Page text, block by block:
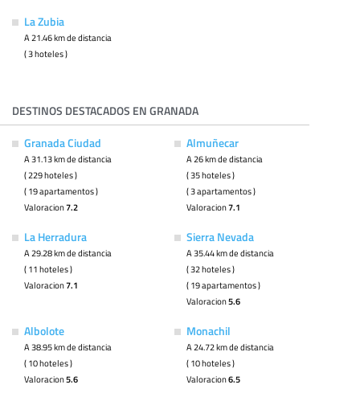
La Zubia
A 21.46 km de distancia
( 3 hoteles )
DESTINOS DESTACADOS EN GRANADA
Granada Ciudad
A 31.13 km de distancia
( 229 hoteles )
( 19 apartamentos )
Valoracion7.2
Almuñecar
A 26 km de distancia
( 35 hoteles )
( 3 apartamentos )
Valoracion7.1
La Herradura
A 29.28 km de distancia
( 11 hoteles )
Valoracion7.1
Sierra Nevada
A 35.44 km de distancia
( 32 hoteles )
( 19 apartamentos )
Valoracion5.6
Albolote
A 38.95 km de distancia
( 10 hoteles )
Valoracion5.6
Monachil
A 24.72 km de distancia
( 10 hoteles )
Valoracion6.5